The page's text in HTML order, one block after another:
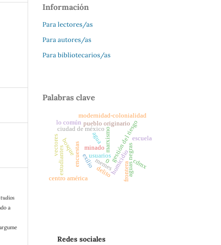
a
Información
Para lectores/as
Para autores/as
Para bibliotecarios/as
Palabras clave
marxismo
homicidio
gestión del riesgo
aguas negras
usuarios
encuestas memes
ciudad de méxico
cdmx
delito
minado
bosque agua
pueblo originario
modernidad-colonialidad
vectores escuela
estudiantes frontera
lo común
exilio
centro américa
0
Redes sociales